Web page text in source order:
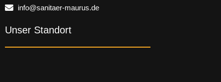
info@sanitaer-maurus.de
Unser Standort